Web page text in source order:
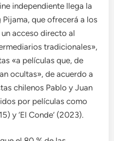
independiente llega la
que ofrecerá a los
acceso directo al
tradicionales»,
«a películas que, de
ocultas», de acuerdo a
chilenos Pablo y Juan
por películas como
y ‘El Conde’ (2023).